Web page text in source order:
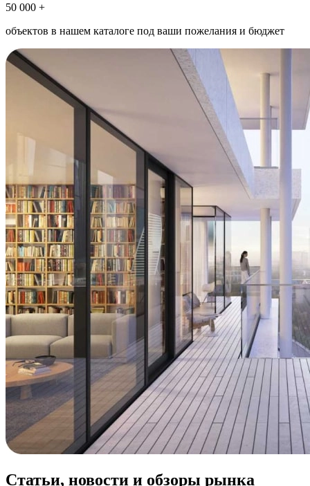
50 000 +
объектов в нашем каталоге под ваши пожелания и бюджет
Статьи, новости и обзоры рынка